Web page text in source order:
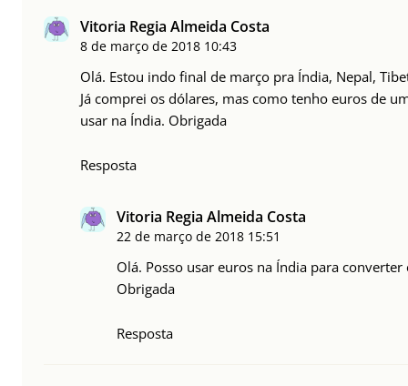
Vitoria Regia Almeida Costa
8 de março de 2018 10:43
Olá. Estou indo final de março pra Índia, Nepal,
Já comprei os dólares, mas como tenho euros de
usar na Índia. Obrigada
Resposta
Vitoria Regia Almeida Costa
22 de março de 2018 15:51
Olá. Posso usar euros na Índia para converter
Obrigada
Resposta